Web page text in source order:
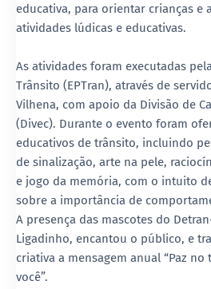
educativa, para orientar crianças e
atividades lúdicas e educativas.
As atividades foram executadas
Trânsito (EPTran), através de
Vilhena, com apoio da Divisão de
(Divec). Durante o evento foram
educativos de trânsito, incluindo
de sinalização, arte na pele,
e jogo da memória, com o intuito
sobre a importância de
A presença das mascotes do
Ligadinho, encantou o público, e
criativa a mensagem anual “Paz
você”.